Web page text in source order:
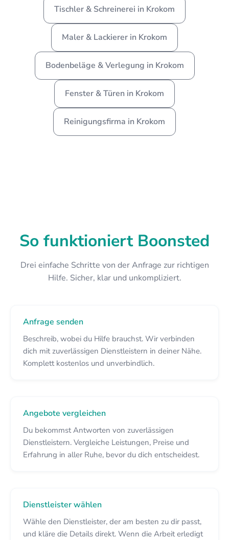
Tischler & Schreinerei in Krokom
Maler & Lackierer in Krokom
Bodenbeläge & Verlegung in Krokom
Fenster & Türen in Krokom
Reinigungsfirma in Krokom
So funktioniert Boonsted
Drei einfache Schritte von der Anfrage zur richtigen
Hilfe. Sicher, klar und unkompliziert.
Anfrage senden
Beschreib, wobei du Hilfe brauchst. Wir verbinden
dich mit zuverlässigen Dienstleistern in deiner Nähe.
Komplett kostenlos und unverbindlich.
Angebote vergleichen
Du bekommst Antworten von zuverlässigen
Dienstleistern. Vergleiche Leistungen, Preise und
Erfahrung in aller Ruhe, bevor du dich entscheidest.
Dienstleister wählen
Wähle den Dienstleister, der am besten zu dir passt,
und kläre die Details direkt. Wenn die Arbeit erledigt